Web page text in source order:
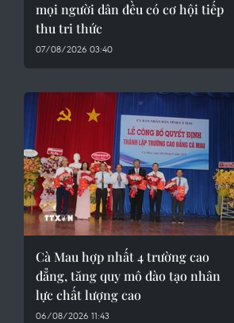
mọi người dân đều có cơ hội tiếp
thu tri thức
07/08/2026 03:40
Cà Mau hợp nhất 4 trường cao
đẳng, tăng quy mô đào tạo nhân
lực chất lượng cao
06/08/2026 11:43